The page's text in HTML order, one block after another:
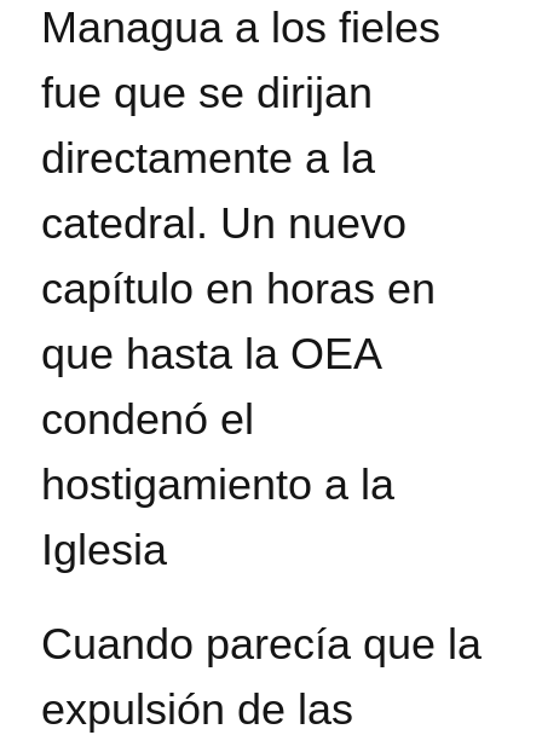
Managua a los fieles
fue que se dirijan
directamente a la
catedral. Un nuevo
capítulo en horas en
que hasta la OEA
condenó el
hostigamiento a la
Iglesia
Cuando parecía que la
expulsión de las